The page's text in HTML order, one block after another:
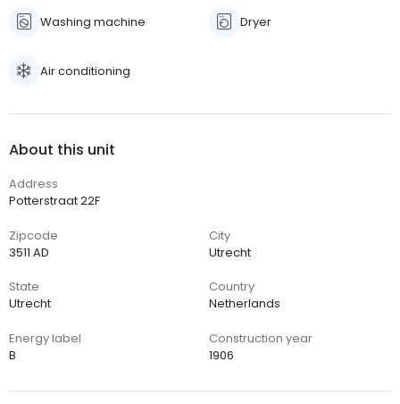
Washing machine Dryer
Air conditioning
About this unit
Address
Potterstraat 22F
Zipcode
3511 AD
City
Utrecht
State
Utrecht
Country
Netherlands
Energy label
B
Construction year
1906